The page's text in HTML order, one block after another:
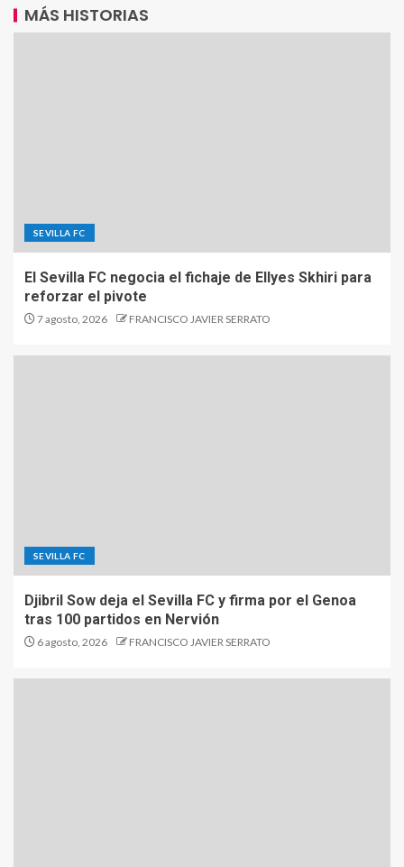
MÁS HISTORIAS
SEVILLA FC
El Sevilla FC negocia el fichaje de Ellyes Skhiri para
reforzar el pivote
7 agosto, 2026 FRANCISCO JAVIER SERRATO
SEVILLA FC
Djibril Sow deja el Sevilla FC y firma por el Genoa
tras 100 partidos en Nervión
6 agosto, 2026 FRANCISCO JAVIER SERRATO